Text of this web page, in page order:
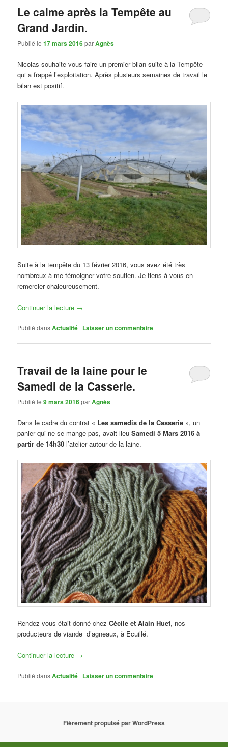
Le calme après la Tempête au
Grand Jardin.
Publié le17 mars 2016parAgnès
Nicolas souhaite vous faire un premier bilan suite à la Tempête
qui a frappé l’exploitation. Après plusieurs semaines de travail le
bilan est positif.
Suite à la tempête du 13 février 2016, vous avez été très
nombreux à me témoigner votre soutien. Je tiens à vous en
remercier chaleureusement.
Continuer la lecture →
Publié dansActualité | Laisser un commentaire
Travail de la laine pour le
Samedi de la Casserie.
Publié le9 mars 2016parAgnès
Dans le cadre du contrat « Les samedis de la Casserie », un
panier qui ne se mange pas, avait lieuSamedi 5 Mars 2016 à
partir de 14h30 l’atelier autour de la laine.
Rendez-vous était donné chez Cécile et Alain Huet, nos
producteurs de viande d’agneaux, à Ecuillé.
Continuer la lecture →
Publié dansActualité | Laisser un commentaire
Fièrement propulsé par WordPress